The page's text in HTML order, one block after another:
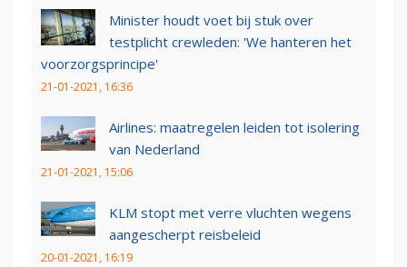
Minister houdt voet bij stuk over
testplicht crewleden: 'We hanteren het
voorzorgsprincipe'
21-01-2021, 16:36
Airlines: maatregelen leiden tot isolering
van Nederland
21-01-2021, 15:06
KLM stopt met verre vluchten wegens
aangescherpt reisbeleid
20-01-2021, 16:19